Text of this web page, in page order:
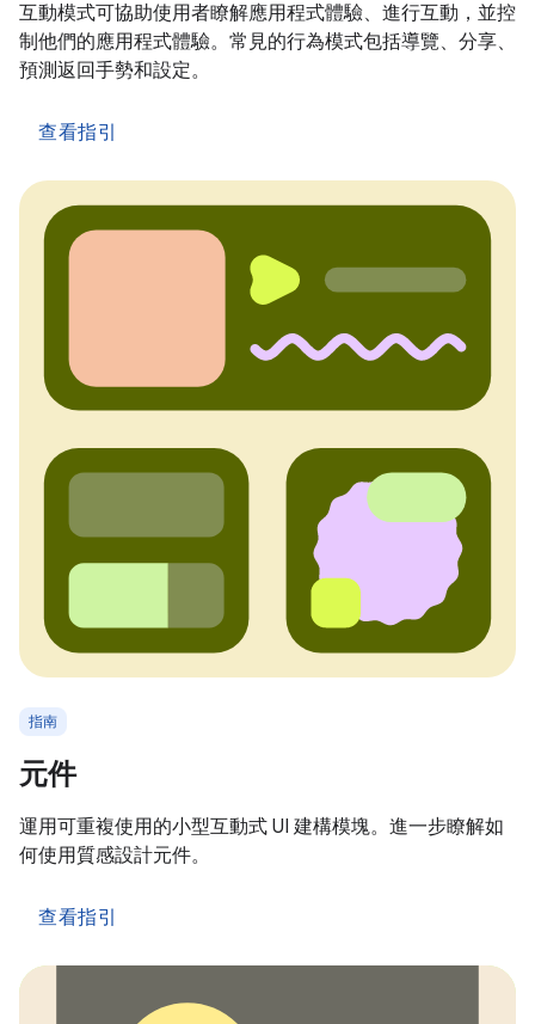
互動模式可協助使用者瞭解應用程式體驗、進行互動，並控
制他們的應用程式體驗。常見的行為模式包括導覽、分享、
預測返回手勢和設定。
查看指引
指南
元件
運用可重複使用的小型互動式 UI 建構模塊。進一步瞭解如
何使用質感設計元件。
查看指引